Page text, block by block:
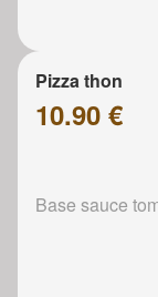
Pizza thon
10.90 €
Base sauce